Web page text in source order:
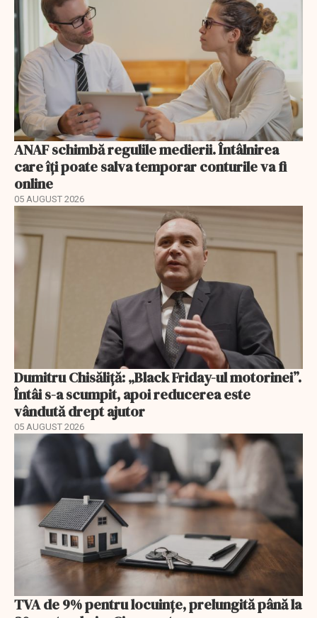
ANAF schimbă regulile medierii. Întâlnirea
care îți poate salva temporar conturile va fi
online
05 AUGUST 2026
Dumitru Chisăliță: „Black Friday-ul motorinei”.
Întâi s-a scumpit, apoi reducerea este
vândută drept ajutor
05 AUGUST 2026
TVA de 9% pentru locuințe, prelungită până la